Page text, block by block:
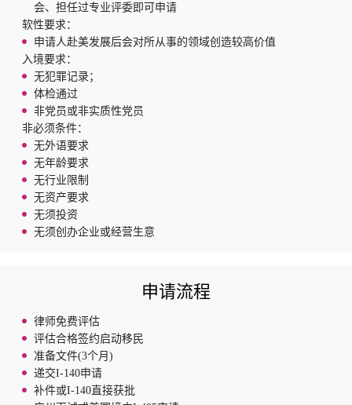
会、担任过专业评委即可申请
软性要求：
申请人赴美发展后会对所从事的领域创造较高价值
入境要求：
无犯罪记录；
体检通过
非党员或非实质性党员
非必须条件：
无外语要求
无年龄要求
无行业限制
无资产要求
无须投资
无须创办企业或经营生意
申请流程
律师免费评估
评估合格签约启动移民
准备文件(3个月)
递交I-140申请
补件或I-140直接获批